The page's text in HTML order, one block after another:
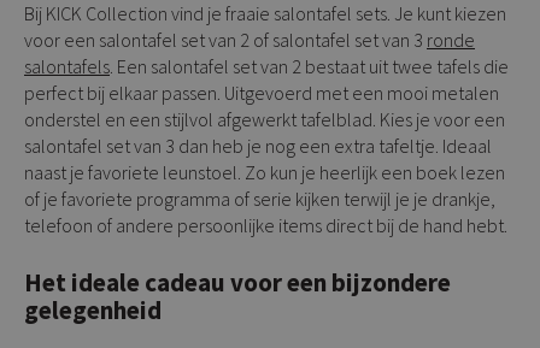
Bij KICK Collection vind je fraaie salontafel sets. Je kunt kiezen
voor een salontafel set van 2 of salontafel set van 3 ronde
salontafels. Een salontafel set van 2 bestaat uit twee tafels die
perfect bij elkaar passen. Uitgevoerd met een mooi metalen
onderstel en een stijlvol afgewerkt tafelblad. Kies je voor een
salontafel set van 3 dan heb je nog een extra tafeltje. Ideaal
naast je favoriete leunstoel. Zo kun je heerlijk een boek lezen
of je favoriete programma of serie kijken terwijl je je drankje,
telefoon of andere persoonlijke items direct bij de hand hebt.
Het ideale cadeau voor een bijzondere
gelegenheid